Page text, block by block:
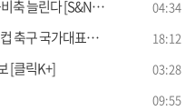
늘린다 [S&News] 04:34
가대표팀 환영 만찬 18:12
[클릭K+] 03:28
09:55